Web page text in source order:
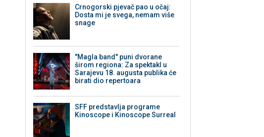
Crnogorski pjevač pao u očaj:
Dosta mi je svega, nemam više
snage
"Magla band" puni dvorane
širom regiona: Za spektakl u
Sarajevu 18. augusta publika će
birati dio repertoara
SFF predstavlja programe
Kinoscope i Kinoscope Surreal